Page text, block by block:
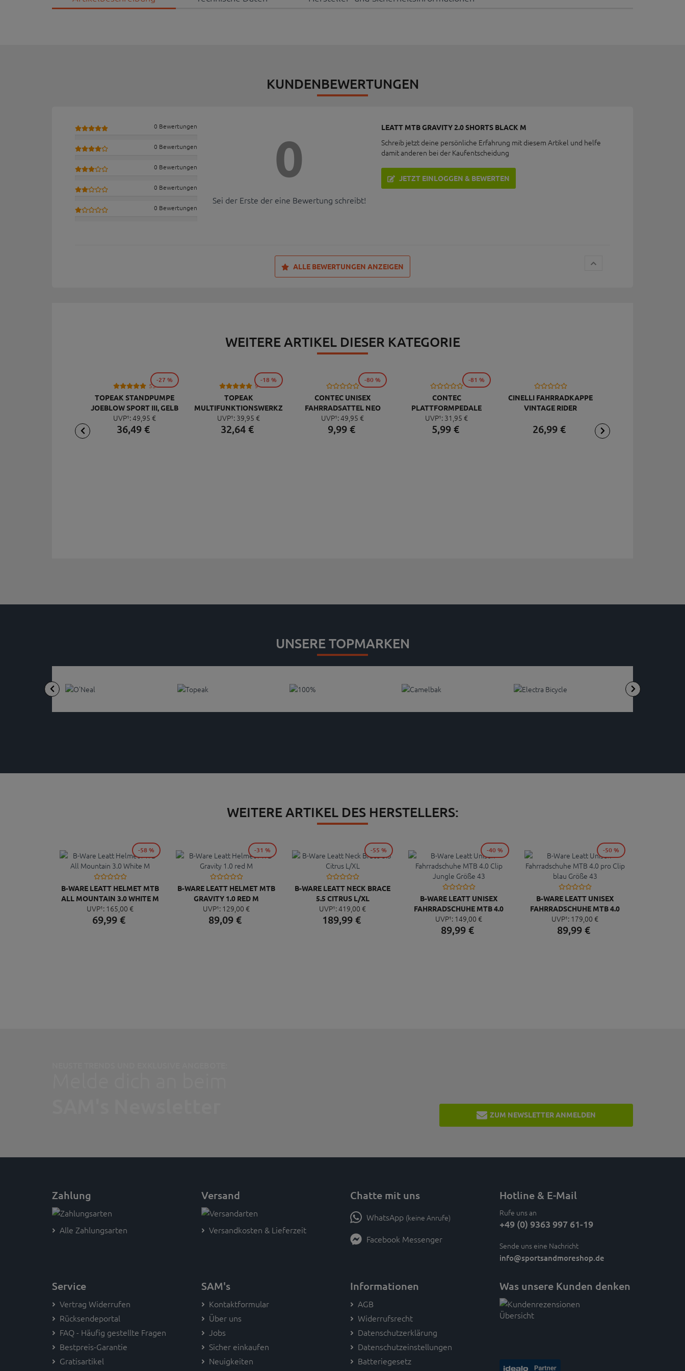
KUNDENBEWERTUNGEN
0 Bewertungen
0 Bewertungen
0 Bewertungen
0 Bewertungen
0 Bewertungen
0
Sei der Erste der eine Bewertung schreibt!
LEATT MTB GRAVITY 2.0 SHORTS BLACK M
Schreib jetzt deine persönliche Erfahrung mit diesem Artikel und helfe
damit anderen bei der Kaufentscheidung
JETZT EINLOGGEN & BEWERTEN
ALLE BEWERTUNGEN ANZEIGEN
WEITERE ARTIKEL DIESER KATEGORIE
53
TOPEAK STANDPUMPE
JOEBLOW SPORT III, GELB
UVP¹:49, 95 €
36,49€
-27 %
9
TOPEAK
MULTIFUNKTIONSWERKZEUG
MINI 20 PRO
UVP¹: 39, 95 €
32,64€
-18 %
CONTEC UNISEX
FAHRRADSATTEL NEO
PACE ZX CUT
UVP¹:49, 95 €
9,99 €
-80 %
CONTEC
PLATTFORMPEDALE
QUICK NEO DELUXE
UVP¹: 31, 95 €
5,99 €
-81 %
CINELLI FAHRRADKAPPE
VINTAGE RIDER
26,99€
UNSERE TOPMARKEN
WEITERE ARTIKEL DES HERSTELLERS:
B-WARE LEATT HELMET MTB
ALL MOUNTAIN 3.0 WHITE M
UVP¹: 165, 00 €
69,99€
-58 %
B-WARE LEATT HELMET MTB
GRAVITY 1.0 RED M
UVP¹: 129, 00 €
89,09€
-31 %
B-WARE LEATT NECK BRACE
5.5 CITRUS L/XL
UVP¹:419, 00 €
189,99 €
-55 %
B-WARE LEATT UNISEX
FAHRRADSCHUHE MTB 4.0
CLIP JUNGLE GRÖSSE 43
UVP¹: 149, 00 €
89,99€
-40 %
B-WARE LEATT UNISEX
FAHRRADSCHUHE MTB 4.0
PRO CLIP BLAU GRÖSSE 43
UVP¹: 179, 00 €
89,99€
-50 %
ZUM NEWSLETTER ANMELDEN
Zahlung
Alle Zahlungsarten
Versand
Versandkosten & Lieferzeit
Chatte mit uns
WhatsApp (keine Anrufe)
Facebook Messenger
Hotline & E-Mail
Rufe uns an
+49 (0) 9363 997 61-19
Sende uns eine Nachricht
info@sportsandmoreshop.de
Service
Vertrag Widerrufen
Rücksendeportal
FAQ - Häufig gestellte Fragen
Bestpreis-Garantie
Gratisartikel
SAM's
Kontaktformular
Über uns
Jobs
Sicher einkaufen
Neuigkeiten
Informationen
AGB
Widerrufsrecht
Datenschutzerklärung
Datenschutzeinstellungen
Batteriegesetz
Was unsere Kunden denken